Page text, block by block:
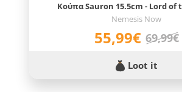
Κούπα Sauron 15.5cm - Lord of
Nemesis Now
55,99€ 69,99€
Loot it